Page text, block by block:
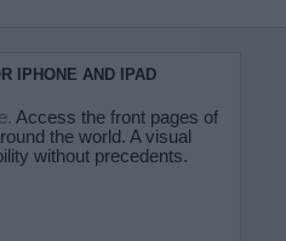
IPHONE AND IPAD
Access the front pages of
the world. A visual
without precedents.